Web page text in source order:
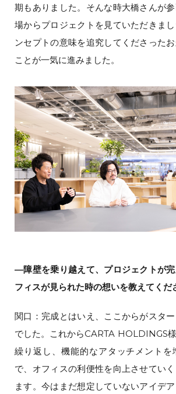
期もありました。そんな時大橋さんが
場からプロジェクトを見ていただきま
ンセプトの意味を追究してくださった
ことが一気に進みました。
―障壁を乗り越えて、プロジェクトが
フィスが見られた時の想いを教えてくだ
関口：完成とはいえ、ここからがスタ
でした。これからCARTA HOLDINGS
繰り返し、機能的なアタッチメントを
で、オフィスの利便性を向上させてい
ます。今はまだ想定していないアイデ